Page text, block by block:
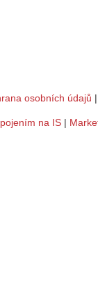
osobních údajů
na IS |